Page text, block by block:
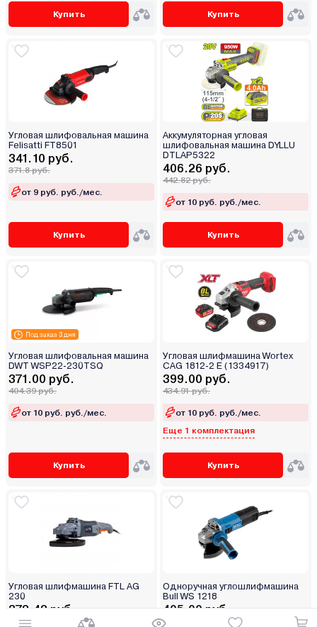
Купить Купить
Угловая шлифовальная машина
Felisatti FT8501
341.10 руб.
371.8 руб.
от 9 руб. руб./мес.
Купить
Аккумуляторная угловая
шлифовальная машина DYLLU
DTLAP5322
406.26 руб.
442.82 руб.
от 10 руб. руб./мес.
Купить
Под заказ 3 дня
Угловая шлифовальная машина
DWT WSP22-230TSQ
371.00 руб.
404.39 руб.
от 10 руб. руб./мес.
Купить
Угловая шлифмашина Wortex
CAG 1812-2 E (1334917)
399.00 руб.
434.91 руб.
от 10 руб. руб./мес.
Еще 1 комплектация
Купить
Угловая шлифмашина FTL AG
230
372.42 руб.
405.94 руб.
Одноручная углошлифмашина
Bull WS 1218
405.00 руб.
441.45 руб.